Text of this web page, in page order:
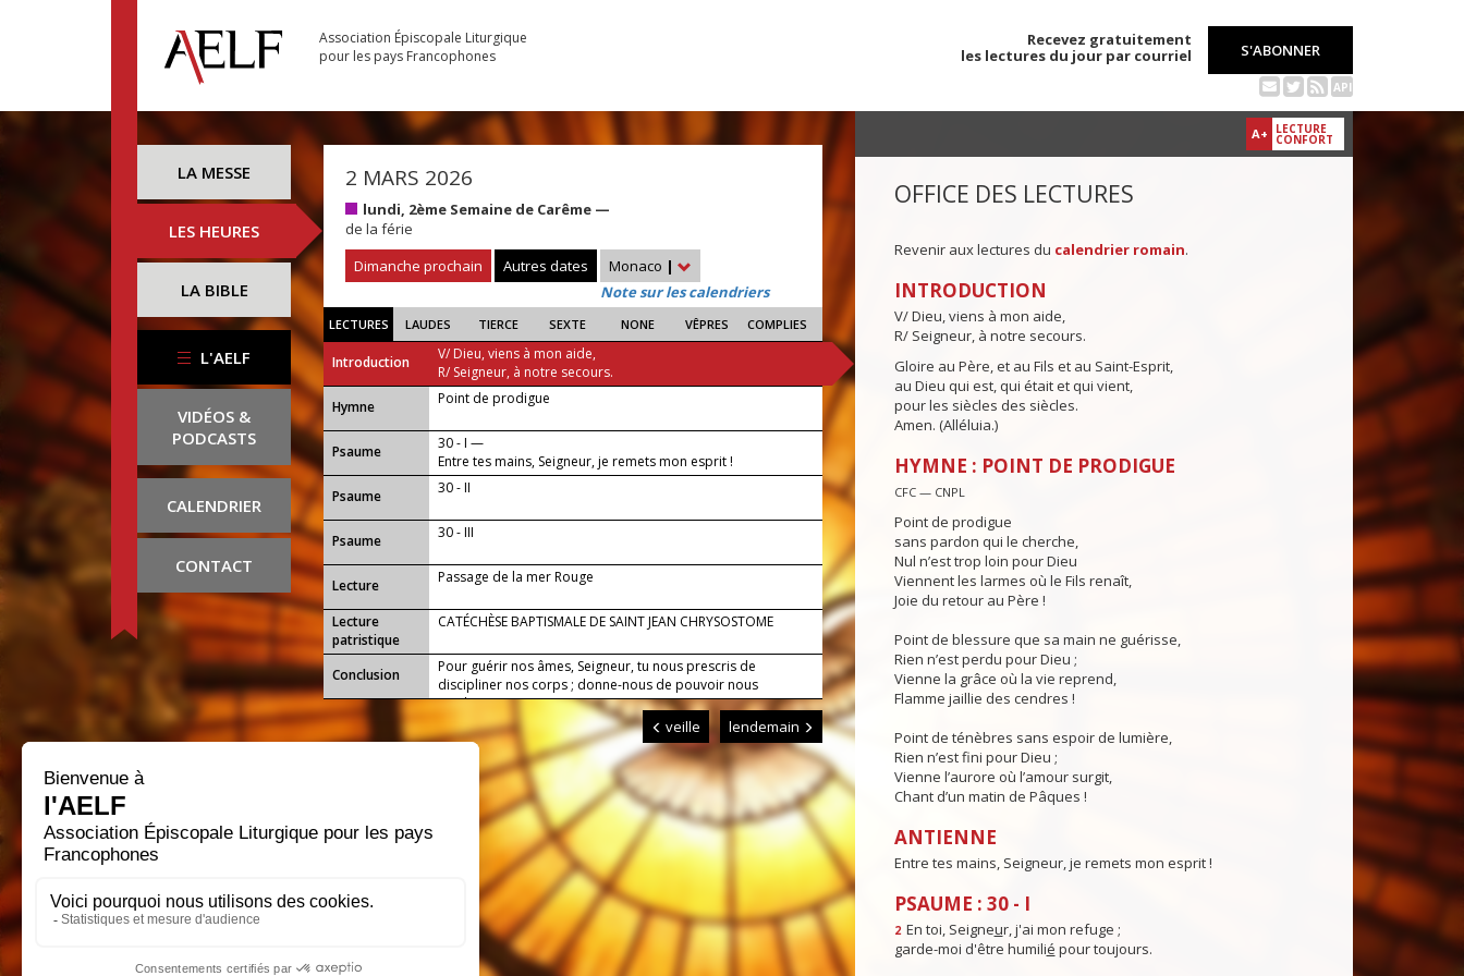
Association Épiscopale Liturgique
pour les pays Francophones
Recevez gratuitement
les lectures du jour par courriel
S'ABONNER
API
LA MESSE
LES HEURES
LA BIBLE
L'AELF
VIDÉOS &
PODCASTS
CALENDRIER
CONTACT
2 MARS 2026
lundi, 2ème Semaine de Carême —
de la férie
Dimanche prochain
Autres dates Monaco |
Note sur les calendriers
LECTURES LAUDES TIERCE SEXTE NONE VÊPRES COMPLIES
Introduction
V/ Dieu, viens à mon aide,
R/ Seigneur, à notre secours.
...
Hymne Point de prodigue
Psaume
30 - I —
Entre tes mains, Seigneur, je remets mon esprit !
Psaume
30 - II
Psaume 30 - III
Lecture Passage de la mer Rouge
Lecture
patristique
CATÉCHÈSE BAPTISMALE DE SAINT JEAN CHRYSOSTOME
Conclusion
Pour guérir nos âmes, Seigneur, tu nous prescris de
discipliner nos corps ; donne-nous de pouvoir nous
garder...
veille lendemain
A+ LECTURE
CONFORT
OFFICE DES LECTURES
Revenir aux lectures du calendrier romain.
INTRODUCTION
V/ Dieu, viens à mon aide,
R/ Seigneur, à notre secours.
Gloire au Père, et au Fils et au Saint-Esprit,
au Dieu qui est, qui était et qui vient,
pour les siècles des siècles.
Amen. (Alléluia.)
HYMNE : POINT DE PRODIGUE
CFC — CNPL
Point de prodigue
sans pardon qui le cherche,
Nul n’est trop loin pour Dieu
Viennent les larmes où le Fils renaît,
Joie du retour au Père !
Point de blessure que sa main ne guérisse,
Rien n’est perdu pour Dieu ;
Vienne la grâce où la vie reprend,
Flamme jaillie des cendres !
Point de ténèbres sans espoir de lumière,
Rien n’est fini pour Dieu ;
Vienne l’aurore où l’amour surgit,
Chant d’un matin de Pâques !
ANTIENNE
Entre tes mains, Seigneur, je remets mon esprit !
PSAUME : 30 - I
2 En toi, Seigneur, j'ai mon refuge ;
garde-moi d'être humilié pour toujours.